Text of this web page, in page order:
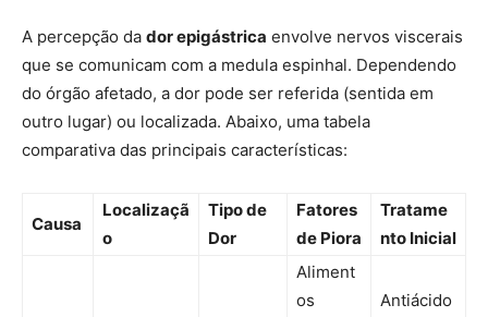
A percepção da dor epigástrica envolve nervos viscerais
que se comunicam com a medula espinhal. Dependendo
do órgão afetado, a dor pode ser referida (sentida em
outro lugar) ou localizada. Abaixo, uma tabela
comparativa das principais características:
Causa
Localizaçã
o
Tipo de
Dor
Fatores
de Piora
Tratame
nto Inicial
Aliment
os
Antiácido